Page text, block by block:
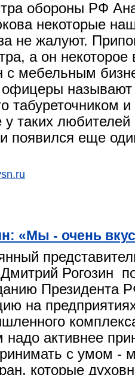
обороны РФ
некоторые
не жалуют.
а он
с мебельным
называют
табуреточником
таких любителей
появился еще
«Мы - очень
Рогозин
Президента
на
активнее
с умом -
которые